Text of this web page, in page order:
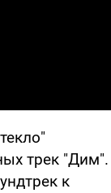
трек "Дим".
к